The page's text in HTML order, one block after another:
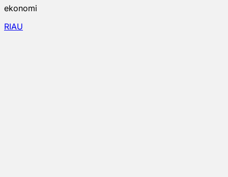
ekonomi
RIAU